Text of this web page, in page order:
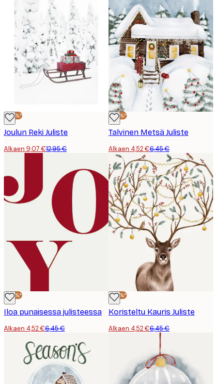
-30%*
Joulun Reki Juliste
Alkaen 9,07 €12,95 €
-30%*
Talvinen Metsä Juliste
Alkaen 4,52 €6,45 €
-30%*
Iloa punaisessa julisteessa
Alkaen 4,52 €6,45 €
-30%*
Koristeltu Kauris Juliste
Alkaen 4,52 €6,45 €